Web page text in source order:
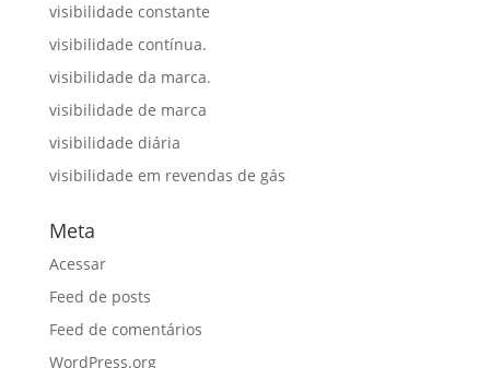
visibilidade constante
visibilidade contínua.
visibilidade da marca.
visibilidade de marca
visibilidade diária
visibilidade em revendas de gás
Meta
Acessar
Feed de posts
Feed de comentários
WordPress.org